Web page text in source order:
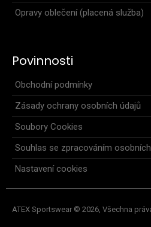
Triatlonová kombinéza s
2 999 Kč
Opravy oblečení (placená služba)
Povinnosti
Obchodní podmínky
Zásady ochrany osobních údajů
Soubory Cookies
Souhlas se zpracováním
Nastavení cookies
ATEX Sportswear © 2026, Všechna